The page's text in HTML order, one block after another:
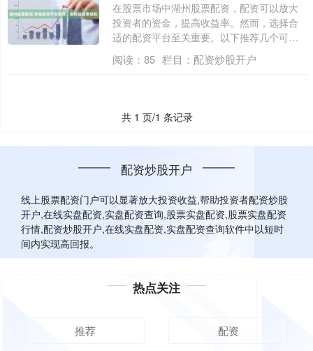
在股票市场中湖州股票配资，配资可以放大
投资者的资金，提高收益率。然而，选择合
适的配资平台至关重要。以下推荐几个可靠
且专业....
阅读： 85 栏目： 配资炒股开户
共 1 页/1 条记录
配资炒股开户
线上股票配资门户可以显著放大投资收益,帮助投资者配资炒股
开户,在线实盘配资,实盘配资查询,股票实盘配资,股票实盘配资
行情,配资炒股开户,在线实盘配资,实盘配资查询软件中以短时
间内实现高回报。
热点关注
推荐 配资